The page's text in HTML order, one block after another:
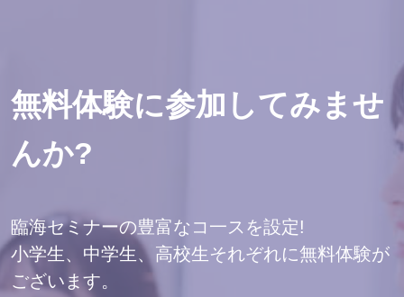
無料体験に参加してみませ
んか?
臨海セミナーの豊富なコ一スを設定!
小学生、中学生、高校生それぞれに無料体験が
ございます。